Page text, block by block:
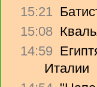
15:21
15:08
14:59
Италии